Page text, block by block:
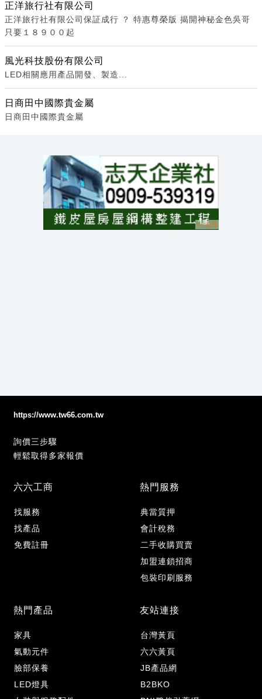
正洋旅行社有限公司
正洋旅行社有限公司保証成行 ？ 特惠尊榮版 揭開神秘金色吳哥
只要１８９００起
風光科技股份有限公司
LED相關應用產品開發、製造...
日商田中國際貴金屬
日商田中國際貴金屬
https://www.tw66.com.tw
詢價三步驟
輕鬆取得多家報價
六六工商
找服務
找產品
免費註冊
熱門服務
典當質押
會計稅務
二手收購買賣
加盟連鎖招商
包裝印刷服務
熱門產品
家具
氣動元件
臉部保養
LED燈具
友站連接
台灣黃頁
六六黃頁
JB產品網
B2BKO